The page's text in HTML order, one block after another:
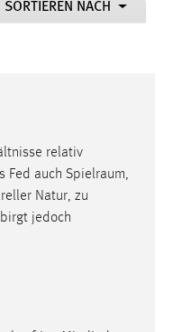
SORTIEREN NACH
relativ
Fed auch Spielraum,
Natur, zu
jedoch
wird in diesem Cookie